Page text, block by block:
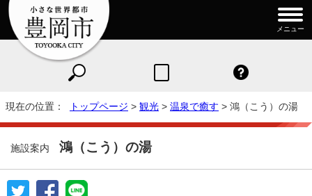
メニュー
現在の位置： トップページ > 観光 > 温泉で癒す > 鴻（こう）の湯
施設案内 鴻（こう）の湯